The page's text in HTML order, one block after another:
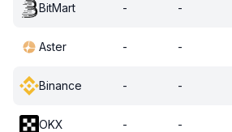
BitMart - -
Aster - -
Binance - -
OKX - -